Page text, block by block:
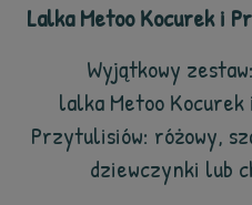
Lalka Metoo Kocurek i
Wyjątkowy
lalka Metoo Kocurek
Przytulisiów: różowy,
dziewczynki lub